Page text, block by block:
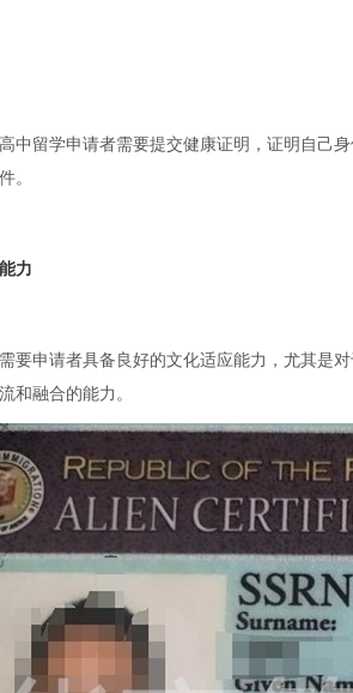
中留学申请者需要提交健康证明，证明自己
。
力
要申请者具备良好的文化适应能力，尤其是
和融合的能力。